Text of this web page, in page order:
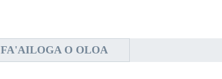
FA'AILOGA O OLOA